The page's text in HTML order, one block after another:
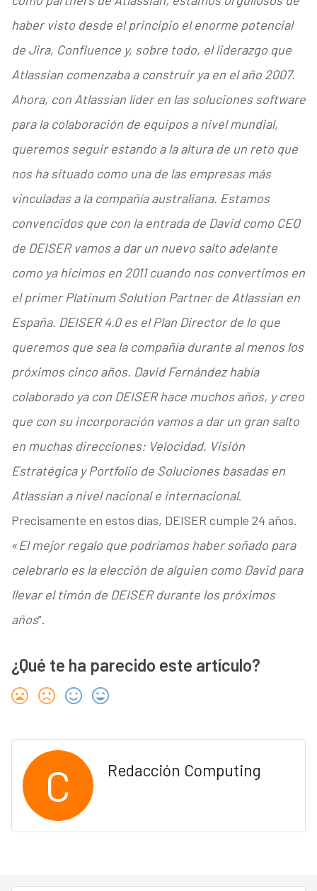
haber visto desde el principio el enorme potencial
de Jira, Confluence y, sobre todo, el liderazgo que
Atlassian comenzaba a construir ya en el año 2007.
Ahora, con Atlassian líder en las soluciones software
para la colaboración de equipos a nivel mundial,
queremos seguir estando a la altura de un reto que
nos ha situado como una de las empresas más
vinculadas a la compañía australiana. Estamos
convencidos que con la entrada de David como CEO
de DEISER vamos a dar un nuevo salto adelante
como ya hicimos en 2011 cuando nos convertimos en
el primer Platinum Solution Partner de Atlassian en
España. DEISER 4.0 es el Plan Director de lo que
queremos que sea la compañía durante al menos los
próximos cinco años. David Fernández había
colaborado ya con DEISER hace muchos años, y creo
que con su incorporación vamos a dar un gran salto
en muchas direcciones: Velocidad, Visión
Estratégica y Portfolio de Soluciones basadas en
Atlassian a nivel nacional e internacional.
Precisamente en estos días, DEISER cumple 24 años.
«El mejor regalo que podríamos haber soñado para
celebrarlo es la elección de alguien como David para
llevar el timón de DEISER durante los próximos
años”.
¿Qué te ha parecido este artículo?
C Redacción Computing